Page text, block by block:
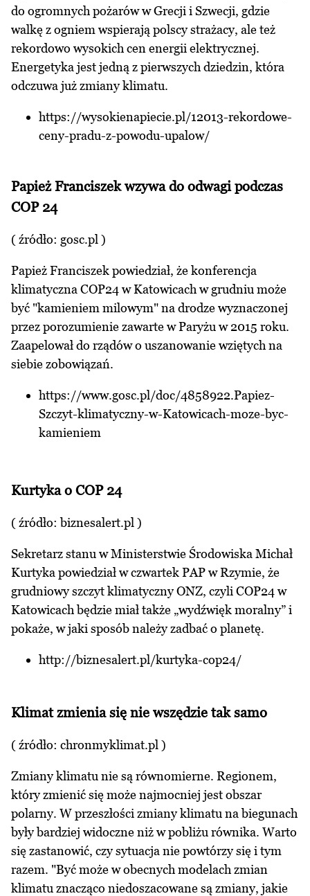
do ogromnych pożarów w Grecji i Szwecji, gdzie
walkę z ogniem wspierają polscy strażacy, ale też
rekordowo wysokich cen energii elektrycznej.
Energetyka jest jedną z pierwszych dziedzin, która
odczuwa już zmiany klimatu.
https://wysokienapiecie.pl/12013-rekordowe-
ceny-pradu-z-powodu-upalow/
Papież Franciszek wzywa do odwagi podczas
COP 24
( źródło: gosc.pl )
Papież Franciszek powiedział, że konferencja
klimatyczna COP24 w Katowicach w grudniu może
być "kamieniem milowym" na drodze wyznaczonej
przez porozumienie zawarte w Paryżu w 2015 roku.
Zaapelował do rządów o uszanowanie wziętych na
siebie zobowiązań.
https://www.gosc.pl/doc/4858922.Papiez-
Szczyt-klimatyczny-w-Katowicach-moze-byc-
kamieniem
Kurtyka o COP 24
( źródło:biznesalert.pl )
Sekretarz stanu w Ministerstwie Środowiska Michał
Kurtyka powiedział w czwartek PAP w Rzymie, że
grudniowy szczyt klimatyczny ONZ, czyli COP24 w
Katowicach będzie miał także „wydźwięk moralny” i
pokaże, w jaki sposób należy zadbać o planetę.
http://biznesalert.pl/kurtyka-cop24/
Klimat zmienia się nie wszędzie tak samo
( źródło: chronmyklimat.pl )
Zmiany klimatu nie są równomierne. Regionem,
który zmienić się może najmocniej jest obszar
polarny. W przeszłości zmiany klimatu na biegunach
były bardziej widoczne niż w pobliżu równika. Warto
się zastanowić, czy sytuacja nie powtórzy się i tym
razem. "Być może w obecnych modelach zmian
klimatu znacząco niedoszacowane są zmiany, jakie